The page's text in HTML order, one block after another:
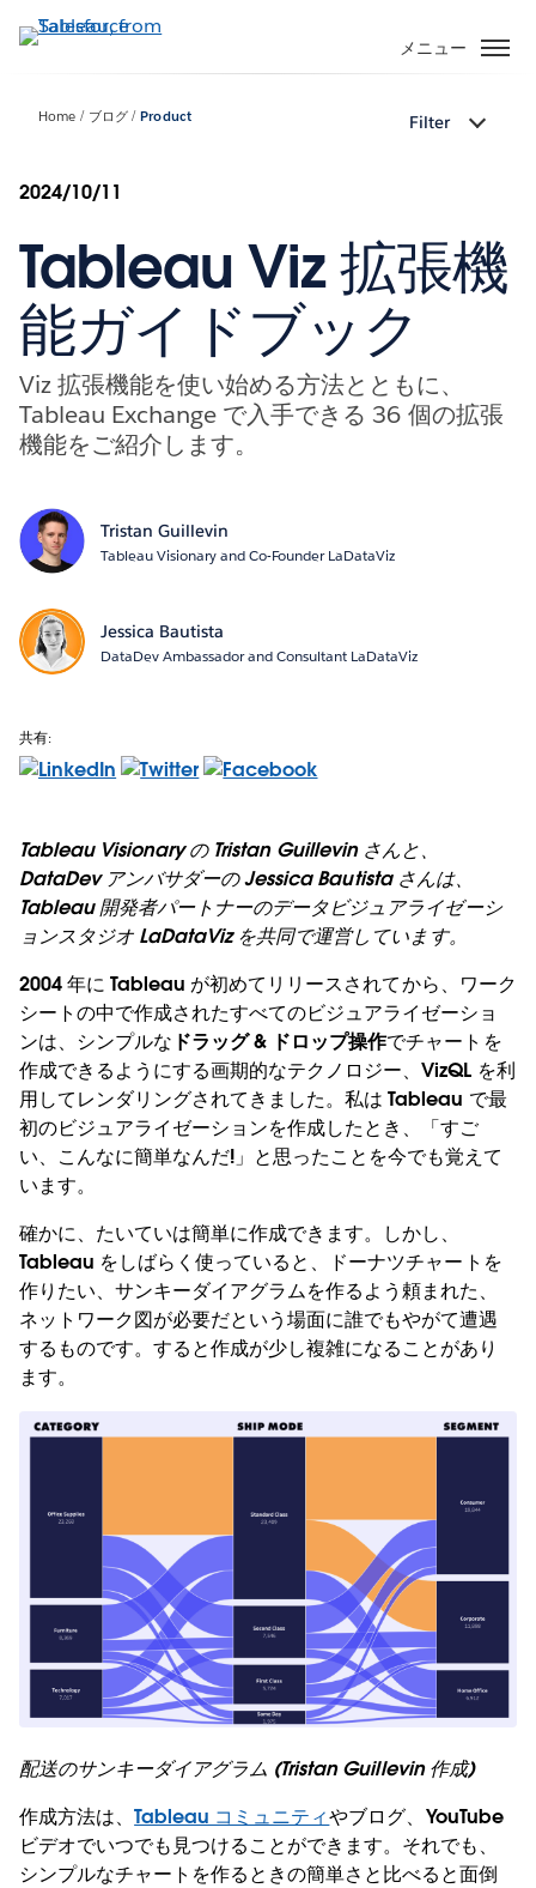
イ
ン
に
メニュー
Home ブログ Product Filter
2024/10/11
Tableau Viz 拡張機
能ガイドブック
Viz 拡張機能を使い始める方法とともに、
Tableau Exchange で入手できる 36 個の拡張
機能をご紹介します。
Tristan Guillevin
Tableau Visionary and Co-Founder LaDataViz
Jessica Bautista
DataDev Ambassador and Consultant LaDataViz
共有:
Tableau Visionary の Tristan Guillevin さんと、
DataDev アンバサダーの Jessica Bautista さんは、
Tableau 開発者パートナーのデータビジュアライゼーシ
ョンスタジオ LaDataViz を共同で運営しています。
2004 年に Tableau が初めてリリースされてから、ワーク
シートの中で作成されたすべてのビジュアライゼーショ
ンは、シンプルな ドラッグ & ドロップ操作でチャートを
作成できるようにする画期的なテクノロジー、VizQL を利
用してレンダリングされてきました。私は Tableau で最
初のビジュアライゼーションを作成したとき、「すご
い、こんなに簡単なんだ!」と思ったことを今でも覚えて
います。
確かに、たいていは簡単に作成できます。しかし、
Tableau をしばらく使っていると、ドーナツチャートを
作りたい、サンキーダイアグラムを作るよう頼まれた、
ネットワーク図が必要だという場面に誰でもやがて遭遇
するものです。すると作成が少し複雑になることがあり
ます。
配送のサンキーダイアグラム (Tristan Guillevin 作成)
作成方法は、Tableau コミュニティやブログ、YouTube
ビデオでいつでも見つけることができます。それでも、
シンプルなチャートを作るときの簡単さと比べると面倒